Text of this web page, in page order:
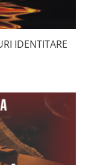
IDENTITARE